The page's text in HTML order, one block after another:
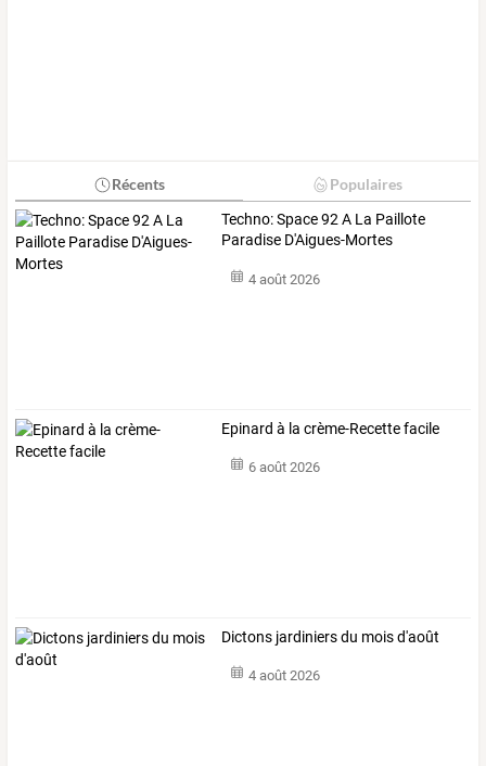
Récents Populaires
Techno: Space 92 A La Paillote
Paradise D'Aigues-Mortes
4 août 2026
Epinard à la crème-Recette facile
6 août 2026
Dictons jardiniers du mois d'août
4 août 2026